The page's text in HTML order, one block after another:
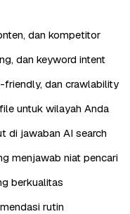
dan kompetitor
dan keyword intent
friendly, dan crawlability
untuk wilayah Anda
di jawaban AI search
menjawab niat pencari
berkualitas
rutin